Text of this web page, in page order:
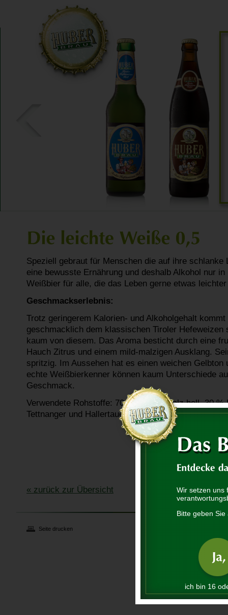
Speziell gebraut für Menschen die auf ihre schlanke
eine bewusste Ernährung und deshalb Alkohol nur
Weißbier für alle, die das Leben gerne etwas
Geschmackserlebnis:
Trotz geringerem Kalorien- und Alkoholgehalt kommt
geschmacklich dem klassischen Tiroler Hefeweizen
kaum von diesem. Das Aroma besticht durch eine
Hauch Zitrus und einem mild-malzigen Ausklang.
spritzig. Im Aussehen hat es einen weichen Gelbton
echte Weißbierkenner können kaum Unterschiede
Geschmack.
Verwendete Rohstoffe: 70 % Weizenmalz hell, 30
Tettnanger und Hallertauer Spalter Select,
« zurück zur Übersicht
Seite drucken
Wir setzen uns
Bitte geben
ich bin 16